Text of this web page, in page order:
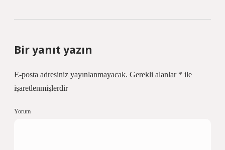
Bir yanıt yazın
E-posta adresiniz yayınlanmayacak. Gerekli alanlar * ile
işaretlenmişlerdir
Yorum